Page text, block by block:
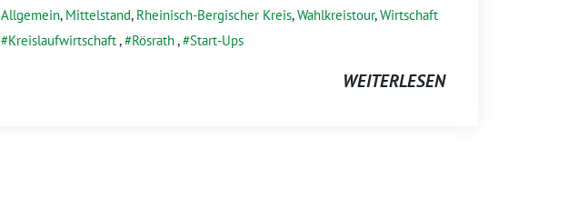
Allgemein, Mittelstand, Rheinisch-Bergischer Kreis,Wahlkreistour,Wirtschaft
Kreislaufwirtschaft, Rösrath, Start-Ups
WEITERLESEN